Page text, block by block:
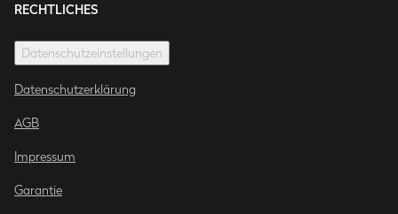
RECHTLICHES
Datenschutzeinstellungen
Datenschutzerklärung
AGB
Impressum
Garantie